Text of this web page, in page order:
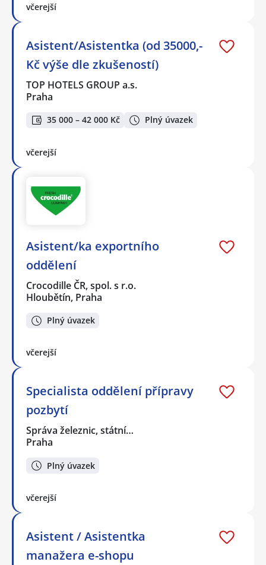
včerejší
Asistent/Asistentka (od 35000,-
Kč výše dle zkušeností)
TOP HOTELS GROUP a.s.
Praha
35 000 – 42 000 Kč Plný úvazek
včerejší
Asistent/ka exportního
oddělení
Crocodille ČR, spol. s r.o.
Hloubětín, Praha
Plný úvazek
včerejší
Specialista oddělení přípravy
pozbytí
Správa železnic, státní…
Praha
Plný úvazek
včerejší
Asistent / Asistentka
manažera e-shopu